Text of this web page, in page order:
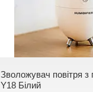
Зволожувач повітря з
Y18 Білий